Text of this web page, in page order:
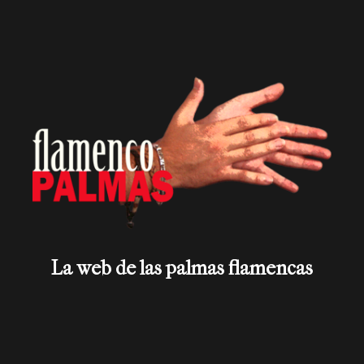
La web de las palmas flamencas